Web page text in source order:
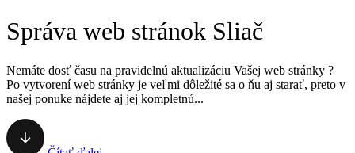
Správa web stránok Sliač
Nemáte dosť času na pravidelnú aktualizáciu Vašej web stránky ?
Po vytvorení web stránky je veľmi dôležité sa o ňu aj starať, preto v
našej ponuke nájdete aj jej kompletnú...